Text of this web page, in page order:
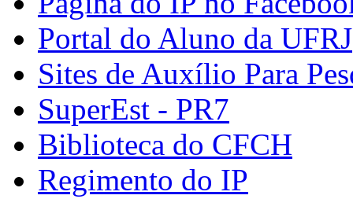
Portal do Aluno da UFRJ
Sites de Auxílio Para
SuperEst - PR7
Biblioteca do CFCH
Regimento do IP